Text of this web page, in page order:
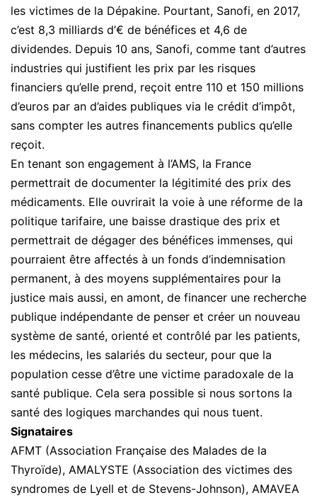
les victimes de la Dépakine. Pourtant, Sanofi, en 2017,
c’est 8,3 milliards d’€ de bénéfices et 4,6 de
dividendes. Depuis 10 ans, Sanofi, comme tant d’autres
industries qui justifient les prix par les risques
financiers qu’elle prend, reçoit entre 110 et 150 millions
d’euros par an d’aides publiques via le crédit d’impôt,
sans compter les autres financements publics qu’elle
reçoit.
En tenant son engagement à l’AMS, la France
permettrait de documenter la légitimité des prix des
médicaments. Elle ouvrirait la voie à une réforme de la
politique tarifaire, une baisse drastique des prix et
permettrait de dégager des bénéfices immenses, qui
pourraient être affectés à un fonds d’indemnisation
permanent, à des moyens supplémentaires pour la
justice mais aussi, en amont, de financer une recherche
publique indépendante de penser et créer un nouveau
système de santé, orienté et contrôlé par les patients,
les médecins, les salariés du secteur, pour que la
population cesse d’être une victime paradoxale de la
santé publique. Cela sera possible si nous sortons la
santé des logiques marchandes qui nous tuent.
Signataires
AFMT (Association Française des Malades de la
Thyroïde), AMALYSTE (Association des victimes des
syndromes de Lyell et de Stevens-Johnson), AMAVEA